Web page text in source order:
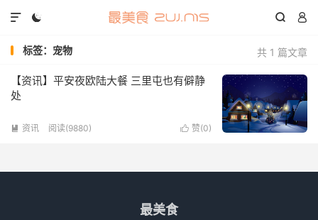
  

共 1 篇文章
标签：宠物
【资讯】平安夜欧陆大餐 三里屯也有僻静
处
 赞(0)
 资讯 阅读(9880)
最美食